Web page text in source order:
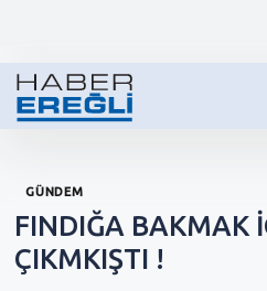
GÜNDEM
FINDIĞA BAKMAK
ÇIKMKIŞTI !